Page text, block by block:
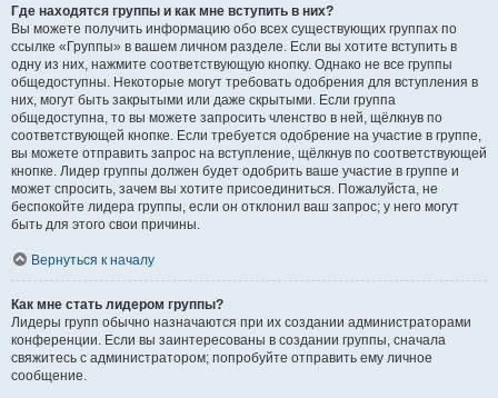
Где находятся группы и как мне вступить в них?
Вы можете получить информацию обо всех существующих группах по
ссылке «Группы» в вашем личном разделе. Если вы хотите вступить в
одну из них, нажмите соответствующую кнопку. Однако не все группы
общедоступны. Некоторые могут требовать одобрения для вступления в
них, могут быть закрытыми или даже скрытыми. Если группа
общедоступна, то вы можете запросить членство в ней, щёлкнув по
соответствующей кнопке. Если требуется одобрение на участие в группе,
вы можете отправить запрос на вступление, щёлкнув по соответствующей
кнопке. Лидер группы должен будет одобрить ваше участие в группе и
может спросить, зачем вы хотите присоединиться. Пожалуйста, не
беспокойте лидера группы, если он отклонил ваш запрос; у него могут
быть для этого свои причины.
Вернуться к началу
Как мне стать лидером группы?
Лидеры групп обычно назначаются при их создании администраторами
конференции. Если вы заинтересованы в создании группы, сначала
свяжитесь с администратором; попробуйте отправить ему личное
сообщение.